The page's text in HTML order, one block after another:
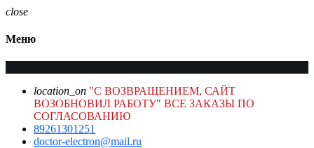
close
Меню
location_on "С ВОЗВРАЩЕНИЕМ, САЙТ
ВОЗОБНОВИЛ РАБОТУ" ВСЕ ЗАКАЗЫ ПО
СОГЛАСОВАНИЮ
89261301251
doctor-electron@mail.ru